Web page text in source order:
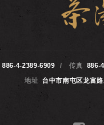
886-4-2389-6909 传真 886-
地址 台中市南屯区龙富